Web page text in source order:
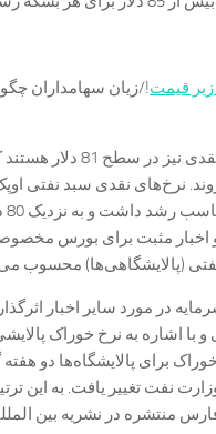
!/زیان سهامداران
او بیان کرد: نرخ‌های نقدی نیز
نرخ‌های نقدی سبد نفتی
اخبار مثبت برای بورس
(پالایشگاهی‌ها) محسوب
در مورد سایر اخبار
و با اشاره به نرخ خوراک
برای پالایشگاه‌ها دو
نفت تغییر یافت. به این